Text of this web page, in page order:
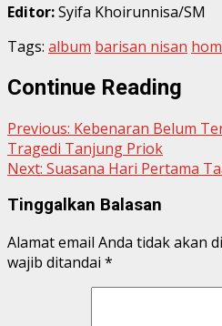
Editor:Syifa Khoirunnisa/SM
Tags: album barisan nisan
Continue Reading
Previous: Kebenaran Belum
Tragedi Tanjung Priok
Next: Suasana Hari Pertama
Tinggalkan Balasan
Alamat email Anda tidak akan
wajib ditandai *